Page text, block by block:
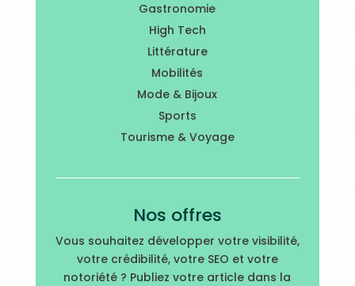
Gastronomie
High Tech
Littérature
Mobilités
Mode & Bijoux
Sports
Tourisme & Voyage
Nos offres
Vous souhaitez développer votre visibilité,
votre crédibilité, votre SEO et votre
notoriété ? Publiez votre article dans la